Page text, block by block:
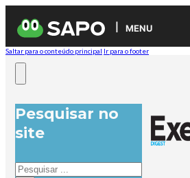
MENU
Saltar para o conteúdo principal Ir para o footer
Pesquisar no
site
Pesquisar